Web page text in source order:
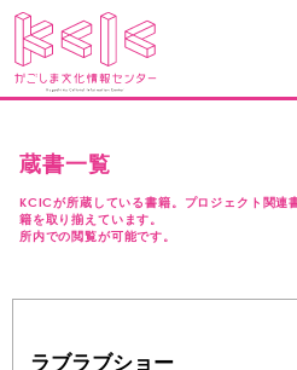
蔵書一覧
KCICが所蔵している書籍。プロジェクト関連
籍を取り揃えています。
所内での閲覧が可能です。
ラブラブショー